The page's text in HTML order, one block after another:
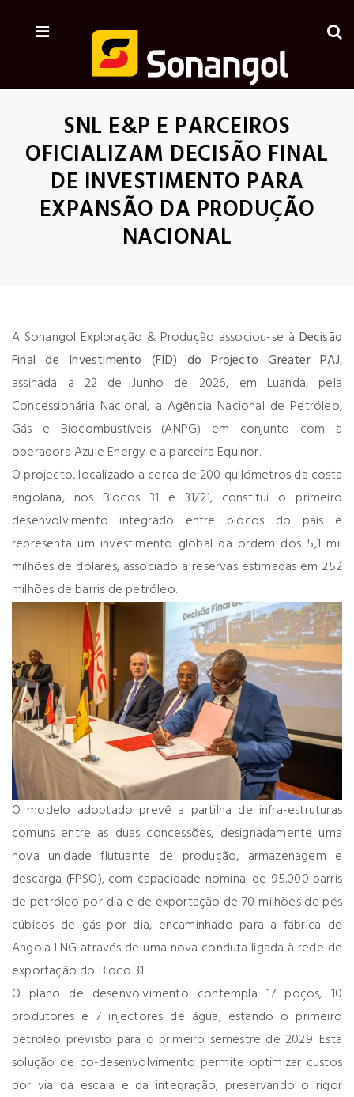
SNL E&P E PARCEIROS
OFICIALIZAM DECISÃO FINAL
DE INVESTIMENTO PARA
EXPANSÃO DA PRODUÇÃO
NACIONAL
A Sonangol Exploração & Produção associou-se à Decisão
Final de Investimento (FID) do Projecto Greater PAJ,
assinada a 22 de Junho de 2026, em Luanda, pela
Concessionária Nacional, a Agência Nacional de Petróleo,
Gás e Biocombustíveis (ANPG) em conjunto com a
operadora Azule Energy e a parceira Equinor.
O projecto, localizado a cerca de 200 quilómetros da costa
angolana, nos Blocos 31 e 31/21, constitui o primeiro
desenvolvimento integrado entre blocos do país e
representa um investimento global da ordem dos 5,1 mil
milhões de dólares, associado a reservas estimadas em 252
milhões de barris de petróleo.
O modelo adoptado prevê a partilha de infra-estruturas
comuns entre as duas concessões, designadamente uma
nova unidade flutuante de produção, armazenagem e
descarga (FPSO), com capacidade nominal de 95.000 barris
de petróleo por dia e de exportação de 70 milhões de pés
cúbicos de gás por dia, encaminhado para a fábrica de
Angola LNG através de uma nova conduta ligada à rede de
exportação do Bloco 31.
O plano de desenvolvimento contempla 17 poços, 10
produtores e 7 injectores de água, estando o primeiro
petróleo previsto para o primeiro semestre de 2029. Esta
solução de co-desenvolvimento permite optimizar custos
por via da escala e da integração, preservando o rigor